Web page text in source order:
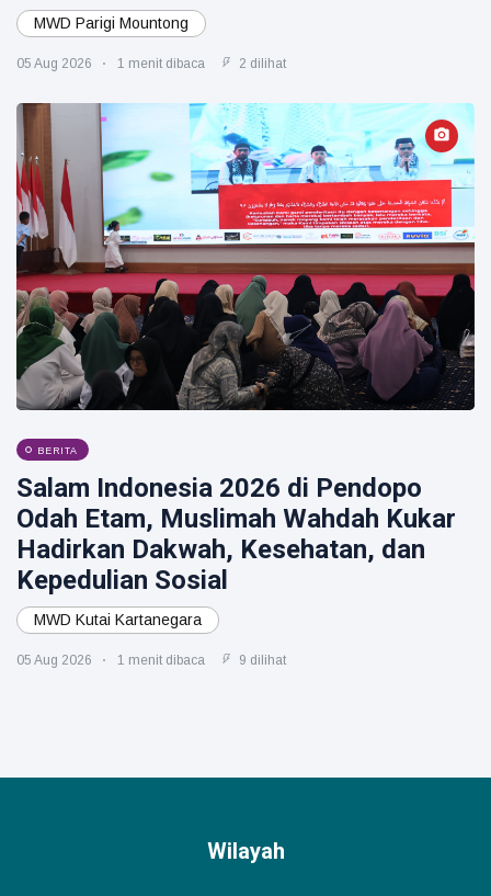
MWD Parigi Mountong
05 Aug 2026 1 menit dibaca 2 dilihat
BERITA
Salam Indonesia 2026 di Pendopo
Odah Etam, Muslimah Wahdah Kukar
Hadirkan Dakwah, Kesehatan, dan
Kepedulian Sosial
MWD Kutai Kartanegara
05 Aug 2026 1 menit dibaca 9 dilihat
Wilayah